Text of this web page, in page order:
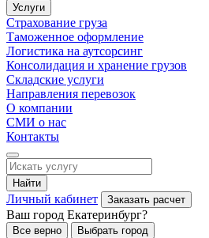
Услуги
Страхование груза
Таможенное оформление
Логистика на аутсорсинг
Консолидация и хранение грузов
Складские услуги
Направления перевозок
О компании
СМИ о нас
Контакты
Найти
Личный кабинет Заказать расчет
Ваш город Екатеринбург?
Все верно Выбрать город